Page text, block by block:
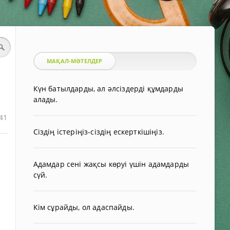
МАҚАЛ-МӘТЕЛДЕР
Күн батылдарды, ал әлсіздерді құмдарды
алады.
Сіздің істеріңіз-сіздің ескерткішіңіз.
Адамдар сені жақсы көруі үшін адамдарды
сүй.
Кім сұрайды, ол адаспайды.